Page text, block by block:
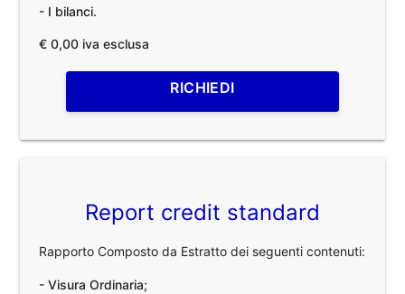
- I bilanci.
€ 0,00 iva esclusa
RICHIEDI
Report credit standard
Rapporto Composto da Estratto dei seguenti contenuti:
- Visura Ordinaria;